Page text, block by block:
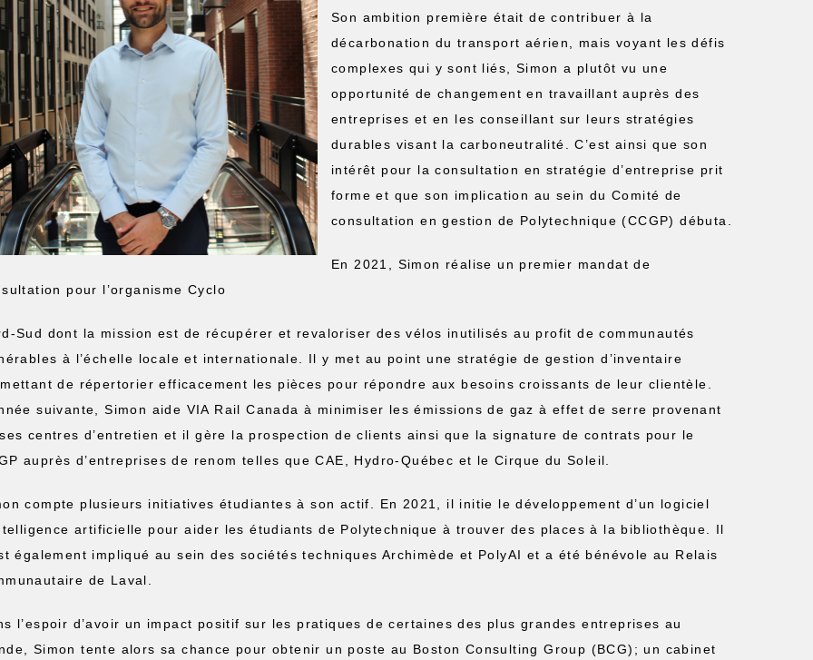
Son ambition première était de contribuer à la
décarbonation du transport aérien, mais voyant les défis
complexes qui y sont liés, Simon a plutôt vu une
opportunité de changement en travaillant auprès des
entreprises et en les conseillant sur leurs stratégies
durables visant la carboneutralité. C’est ainsi que son
intérêt pour la consultation en stratégie d’entreprise prit
forme et que son implication au sein du Comité de
consultation en gestion de Polytechnique (CCGP) débuta.
En 2021, Simon réalise un premier mandat de
pour l’organisme Cyclo
Sud dont la mission est de récupérer et revaloriser des vélos inutilisés au profit de communautés
à l’échelle locale et internationale. Il y met au point une stratégie de gestion d’inventaire
de répertorier efficacement les pièces pour répondre aux besoins croissants de leur clientèle.
suivante, Simon aide VIA Rail Canada à minimiser les émissions de gaz à effet de serre provenant
centres d’entretien et il gère la prospection de clients ainsi que la signature de contrats pour le
auprès d’entreprises de renom telles que CAE, Hydro-Québec et le Cirque du Soleil.
compte plusieurs initiatives étudiantes à son actif. En 2021, il initie le développement d’un logiciel
artificielle pour aider les étudiants de Polytechnique à trouver des places à la bibliothèque. Il
également impliqué au sein des sociétés techniques Archimède et PolyAI et a été bénévole au Relais
de Laval.
l’espoir d’avoir un impact positif sur les pratiques de certaines des plus grandes entreprises au
Simon tente alors sa chance pour obtenir un poste au Boston Consulting Group (BCG); un cabinet